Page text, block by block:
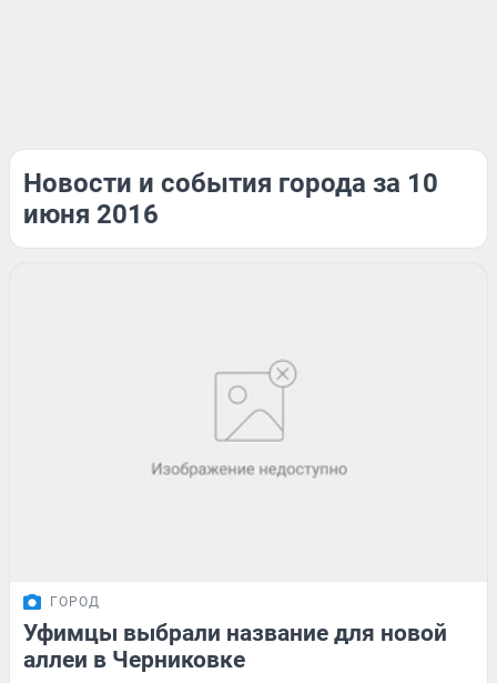
Новости и события города за 10
июня 2016
ГОРОД
Уфимцы выбрали название для новой
аллеи в Черниковке